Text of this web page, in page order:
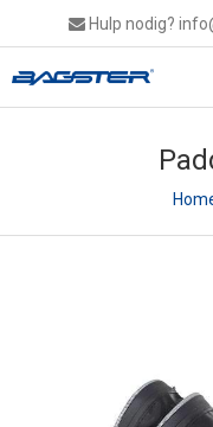
Hulp nodig?